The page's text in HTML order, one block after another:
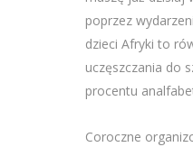
poprzez
dzieci Afryki to
uczęszczania do
procentu
Coroczne